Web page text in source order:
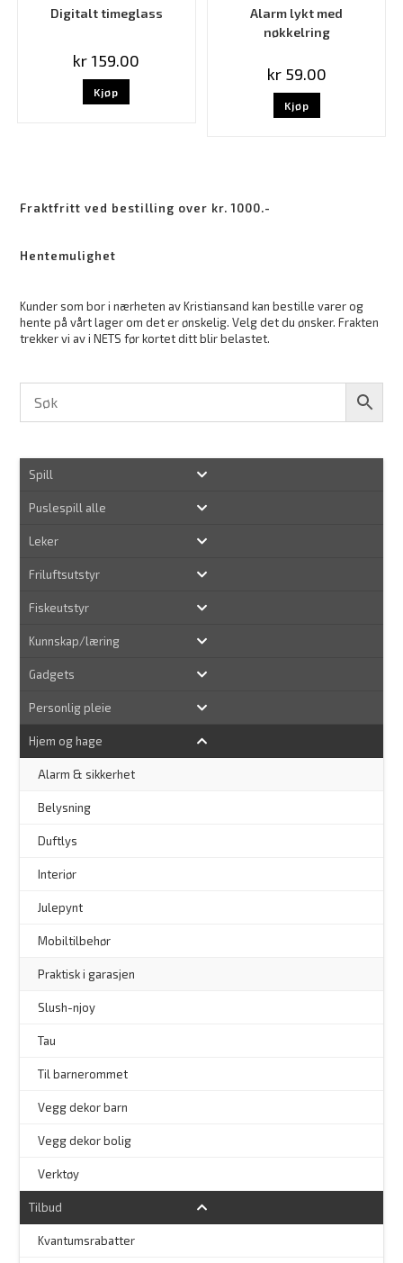
Digitalt timeglass
kr 159.00
Kjøp
Alarm lykt med
nøkkelring
kr59.00
Kjøp
Fraktfritt ved bestilling over kr. 1000.-
Hentemulighet
Kunder som bor i nærheten av Kristiansand kan bestille varer og
hente på vårt lager om det er ønskelig. Velg det du ønsker. Frakten
trekker vi av i NETS før kortet ditt blir belastet.
Spill
Puslespill alle
Leker
Friluftsutstyr
Fiskeutstyr
Kunnskap/læring
Gadgets
Personlig pleie
Hjem og hage
Alarm & sikkerhet
Belysning
Duftlys
Interiør
Julepynt
Mobiltilbehør
Praktisk i garasjen
Slush-njoy
Tau
Til barnerommet
Vegg dekor barn
Vegg dekor bolig
Verktøy
Tilbud
Kvantumsrabatter